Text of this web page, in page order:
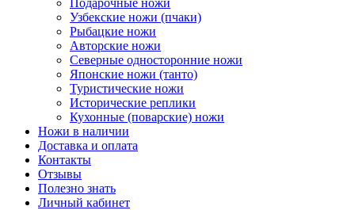
Подарочные ножи
Узбекские ножи (пчаки)
Рыбацкие ножи
Авторские ножи
Северные односторонние ножи
Японские ножи (танто)
Туристические ножи
Исторические реплики
Кухонные (поварские) ножи
Ножи в наличии
Доставка и оплата
Контакты
Отзывы
Полезно знать
Личный кабинет